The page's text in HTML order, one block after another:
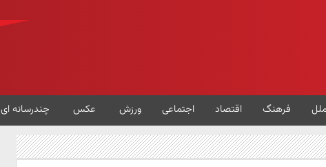
فرهنگ اقتصاد اجتماعی ورزش عکس چندرسانه ای